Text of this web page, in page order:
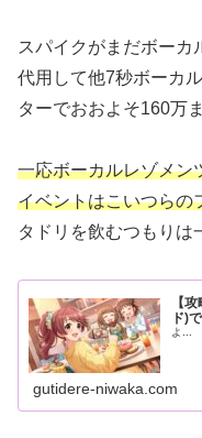
スパイクがまだボーカ
代用して他7秒ボーカ
ターでおおよそ160万
一応ボーカルレゾメン
イベントはこいつらの
タドリを飲むつもり
【
ド)
よ...
gutidere-niwaka.com